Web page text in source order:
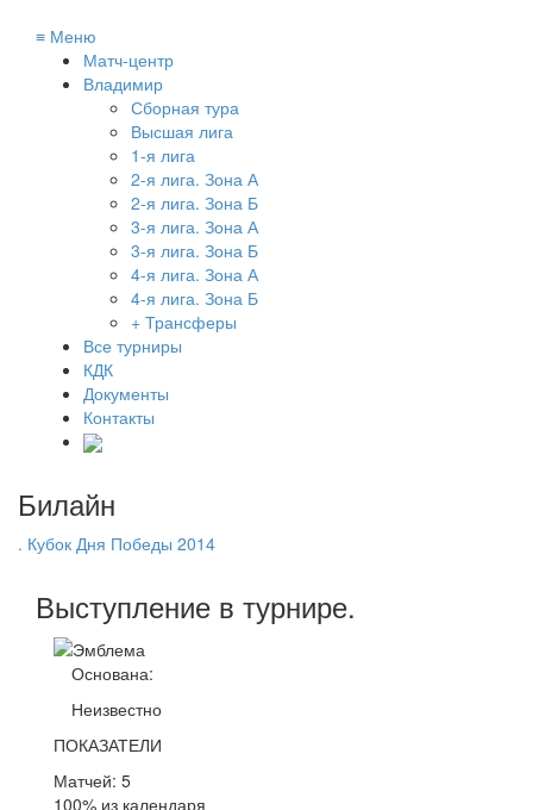
≡ Меню
Матч-центр
Владимир
Сборная тура
Высшая лига
1-я лига
2-я лига. Зона А
2-я лига. Зона Б
3-я лига. Зона А
3-я лига. Зона Б
4-я лига. Зона А
4-я лига. Зона Б
+ Трансферы
Все турниры
КДК
Документы
Контакты
Билайн
. Кубок Дня Победы 2014
Выступление в турнире.
Основана:
Неизвестно
ПОКАЗАТЕЛИ
Матчей: 5
100% из календаря